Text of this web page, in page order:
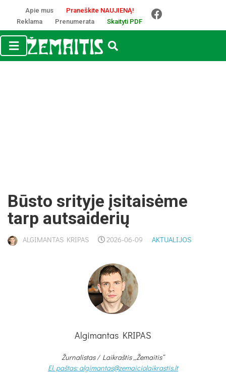
Apie mus
Praneškite NAUJIENĄ!
Reklama
Prenumerata Skaityti PDF
Būs­to sri­ty­je įsi­tai­sė­me
tarp aut­sai­de­rių
ALGIMANTAS KRIPAS 2026-06-09 AKTUALIJOS
Algimantas KRIPAS
Žurnalistas / Laikraštis „Žemaitis“
El. paštas: algimantas@zemaiciolaikrastis.lt